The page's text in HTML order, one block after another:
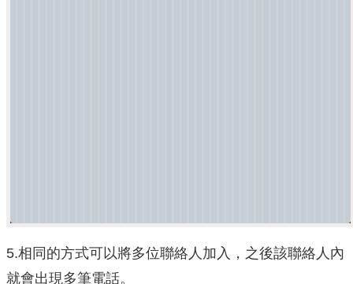
5.相同的方式可以將多位聯絡人加入，之後該聯絡人內
就會出現多筆電話。